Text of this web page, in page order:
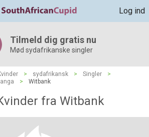
Log ind
Tilmeld dig gratis nu
Mød sydafrikanske singler
> sydafrikansk > Singler
>
> Witbank
fra Witbank